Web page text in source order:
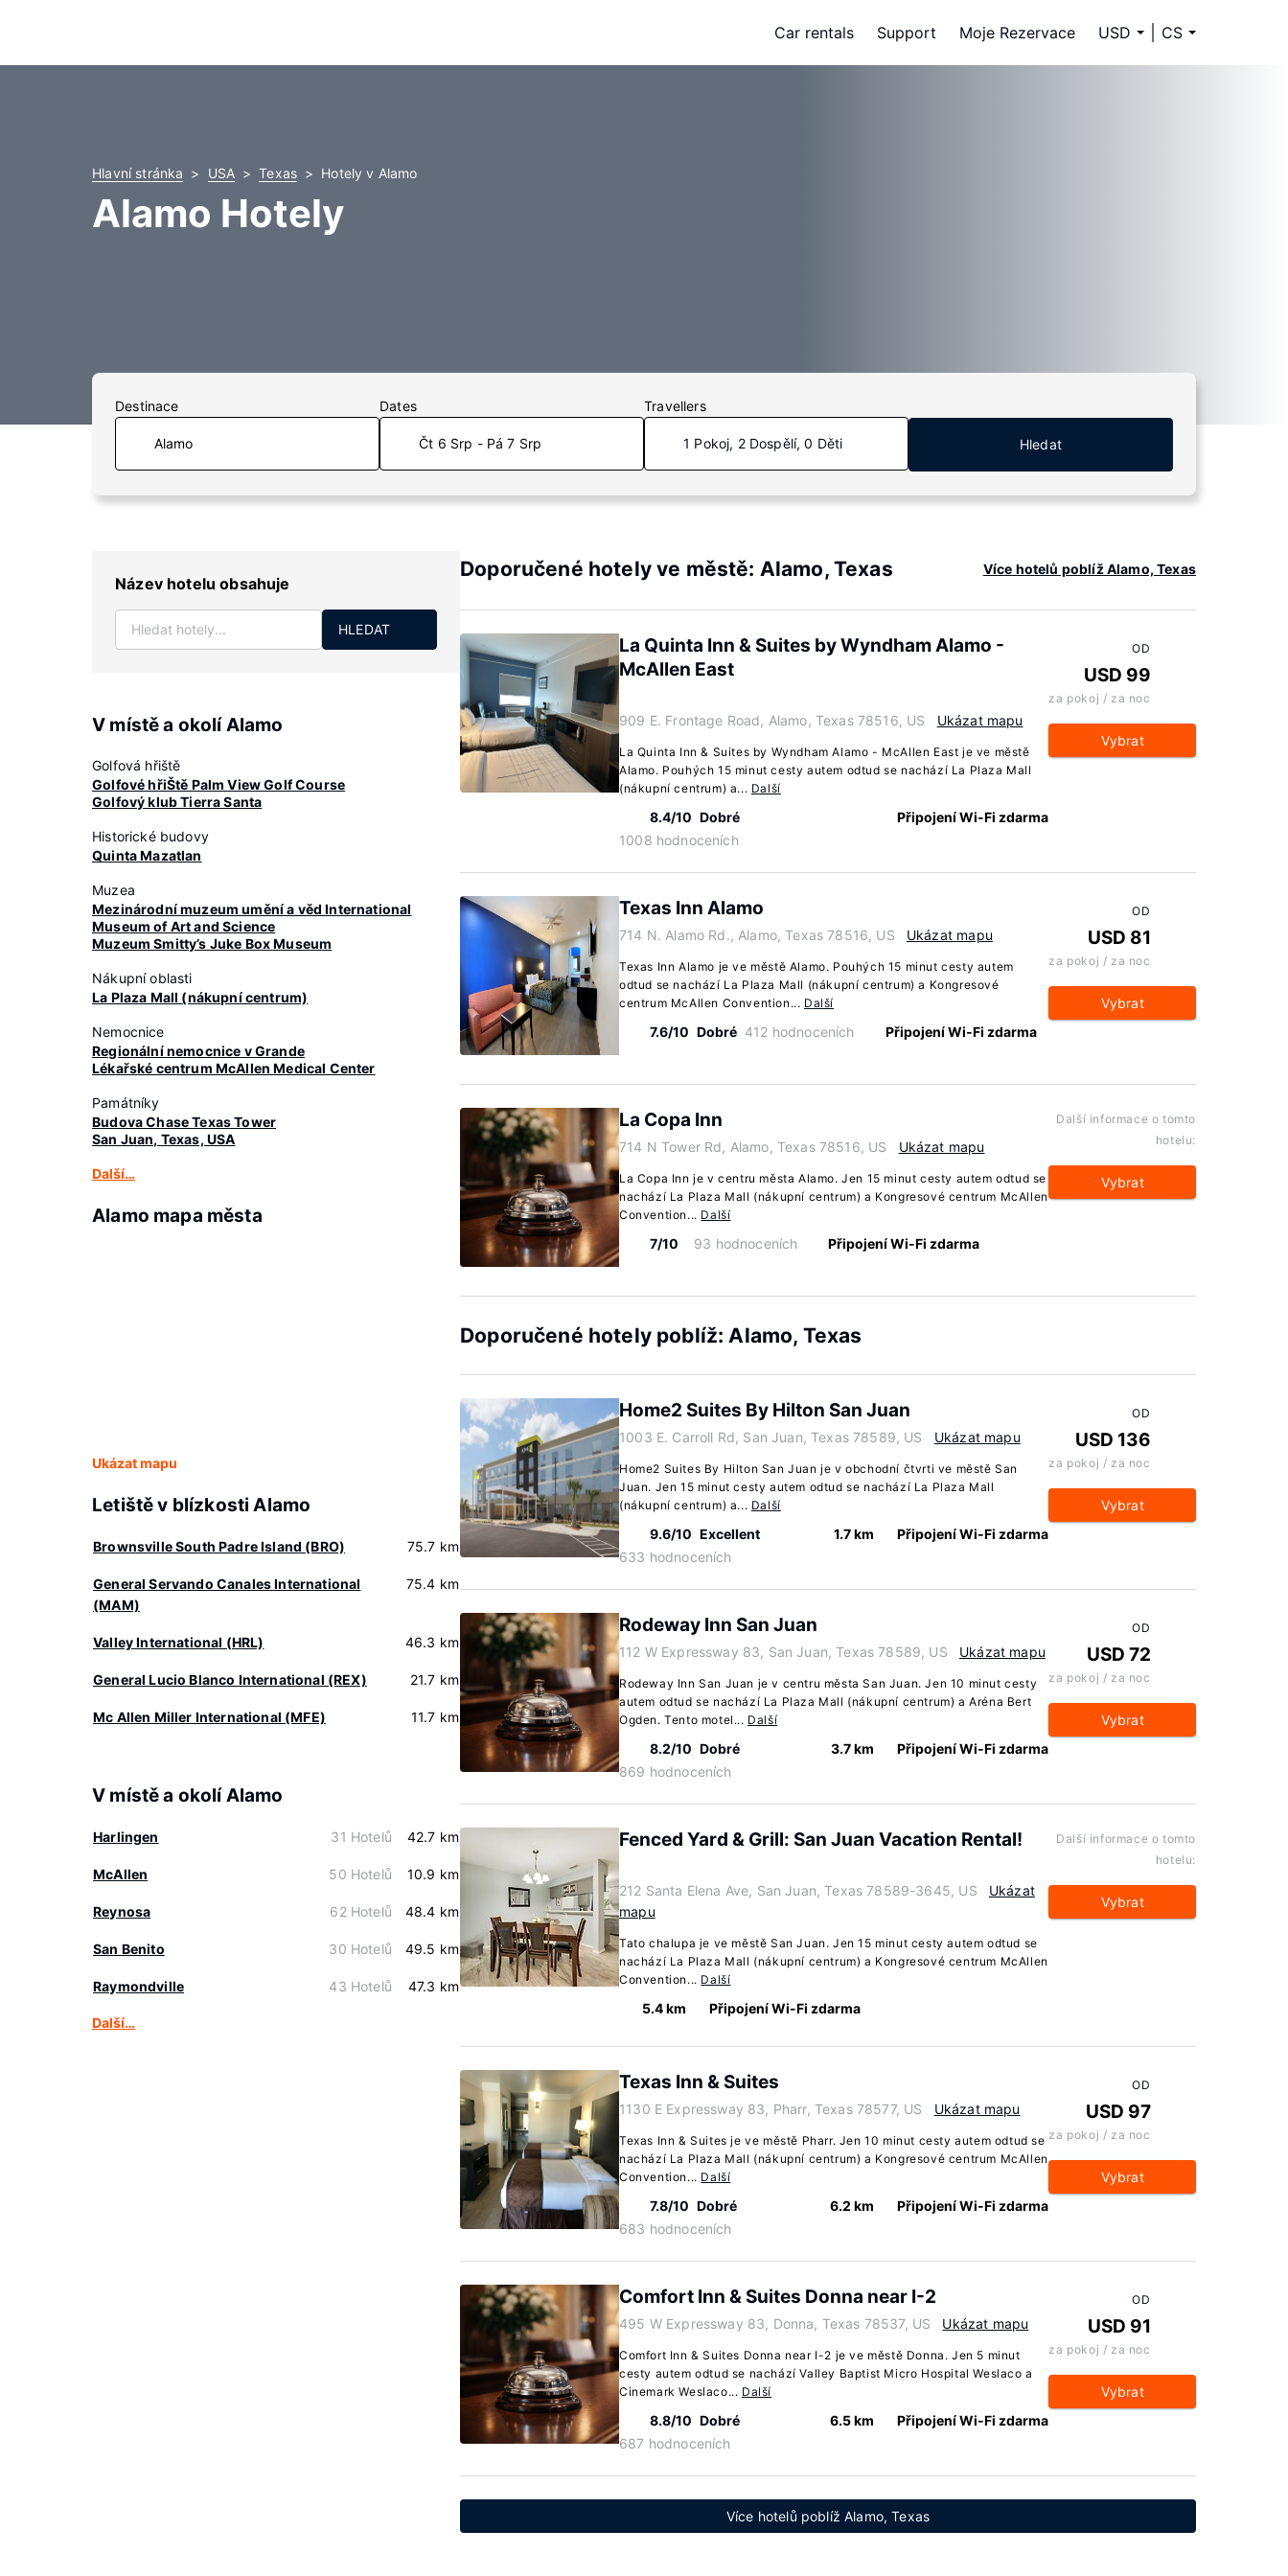
Car rentals Support Moje Rezervace USD CS
Hlavní stránka USA Texas Hotely v Alamo
Alamo Hotely
Destinace Dates
Čt 6 Srp - Pá 7 Srp
Travellers
1 Pokoj, 2 Dospělí, 0 Děti Hledat
Název hotelu obsahuje
HLEDAT
V místě a okolí Alamo
Golfová hřiště
Golfové hřiŠtě Palm View Golf Course
Golfový klub Tierra Santa
Historické budovy
Quinta Mazatlan
Muzea
Mezinárodní muzeum umění a věd International
Museum of Art and Science
Muzeum Smitty’s Juke Box Museum
Nákupní oblasti
La Plaza Mall (nákupní centrum)
Nemocnice
Regionální nemocnice v Grande
Lékařské centrum McAllen Medical Center
Památníky
Budova Chase Texas Tower
San Juan, Texas, USA
Další…
Alamo mapa města
Ukázat mapu
Letiště v blízkosti Alamo
Brownsville South Padre Island (BRO) 75.7 km
General Servando Canales International
(MAM)
75.4 km
Valley International (HRL) 46.3 km
General Lucio Blanco International (REX) 21.7 km
Mc Allen Miller International (MFE) 11.7 km
V místě a okolí Alamo
Harlingen 31 Hotelů 42.7 km
McAllen 50 Hotelů 10.9 km
Reynosa 62 Hotelů 48.4 km
San Benito 30 Hotelů 49.5 km
Raymondville 43 Hotelů 47.3 km
Další…
Doporučené hotely ve městě: Alamo, Texas Více hotelů poblíž Alamo, Texas
La Quinta Inn & Suites by Wyndham Alamo -
McAllen East
909 E. Frontage Road, Alamo, Texas 78516, US Ukázat mapu
La Quinta Inn & Suites by Wyndham Alamo - McAllen East je ve městě
Alamo. Pouhých 15 minut cesty autem odtud se nachází La Plaza Mall
(nákupní centrum) a... Další
8.4/10 Dobré
1008 hodnoceních
Připojení Wi-Fi zdarma
OD
USD 99
za pokoj / za noc
Vybrat
Texas Inn Alamo
714 N. Alamo Rd., Alamo, Texas 78516, US Ukázat mapu
Texas Inn Alamo je ve městě Alamo. Pouhých 15 minut cesty autem
odtud se nachází La Plaza Mall (nákupní centrum) a Kongresové
centrum McAllen Convention... Další
7.6/10 Dobré 412 hodnoceních Připojení Wi-Fi zdarma
OD
USD 81
za pokoj / za noc
Vybrat
La Copa Inn
714 N Tower Rd, Alamo, Texas 78516, US Ukázat mapu
La Copa Inn je v centru města Alamo. Jen 15 minut cesty autem odtud se
nachází La Plaza Mall (nákupní centrum) a Kongresové centrum McAllen
Convention... Další
7/10 93 hodnoceních Připojení Wi-Fi zdarma
Další informace o tomto
hotelu:
Vybrat
Doporučené hotely poblíž: Alamo, Texas
Home2 Suites By Hilton San Juan
1003 E. Carroll Rd, San Juan, Texas 78589, US Ukázat mapu
Home2 Suites By Hilton San Juan je v obchodní čtvrti ve městě San
Juan. Jen 15 minut cesty autem odtud se nachází La Plaza Mall
(nákupní centrum) a... Další
9.6/10 Excellent
633 hodnoceních
1.7 km Připojení Wi-Fi zdarma
OD
USD 136
za pokoj / za noc
Vybrat
Rodeway Inn San Juan
112 W Expressway 83, San Juan, Texas 78589, US Ukázat mapu
Rodeway Inn San Juan je v centru města San Juan. Jen 10 minut cesty
autem odtud se nachází La Plaza Mall (nákupní centrum) a Aréna Bert
Ogden. Tento motel... Další
8.2/10 Dobré
869 hodnoceních
3.7 km Připojení Wi-Fi zdarma
OD
USD 72
za pokoj / za noc
Vybrat
Fenced Yard & Grill: San Juan Vacation Rental!
212 Santa Elena Ave, San Juan, Texas 78589-3645, US
Ukázat
mapu
Tato chalupa je ve městě San Juan. Jen 15 minut cesty autem odtud se
nachází La Plaza Mall (nákupní centrum) a Kongresové centrum McAllen
Convention... Další
5.4 km Připojení Wi-Fi zdarma
Další informace o tomto
hotelu:
Vybrat
Texas Inn & Suites
1130 E Expressway 83, Pharr, Texas 78577, US Ukázat mapu
Texas Inn & Suites je ve městě Pharr. Jen 10 minut cesty autem odtud se
nachází La Plaza Mall (nákupní centrum) a Kongresové centrum McAllen
Convention... Další
7.8/10 Dobré
683 hodnoceních
6.2 km Připojení Wi-Fi zdarma
OD
USD 97
za pokoj / za noc
Vybrat
Comfort Inn & Suites Donna near I-2
495 W Expressway 83, Donna, Texas 78537, US Ukázat mapu
Comfort Inn & Suites Donna near I-2 je ve městě Donna. Jen 5 minut
cesty autem odtud se nachází Valley Baptist Micro Hospital Weslaco a
Cinemark Weslaco... Další
8.8/10 Dobré
687 hodnoceních
6.5 km Připojení Wi-Fi zdarma
OD
USD 91
za pokoj / za noc
Vybrat
Více hotelů poblíž Alamo, Texas